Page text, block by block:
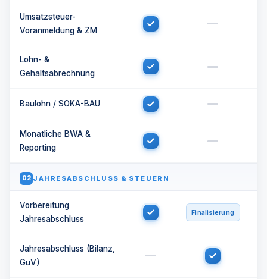
Umsatzsteuer-
Voranmeldung & ZM
Lohn- &
Gehaltsabrechnung
Baulohn / SOKA-BAU
Monatliche BWA &
Reporting
02 JAHRESABSCHLUSS & STEUERN
Vorbereitung
Jahresabschluss
Finalisierung
Jahresabschluss (Bilanz,
GuV)